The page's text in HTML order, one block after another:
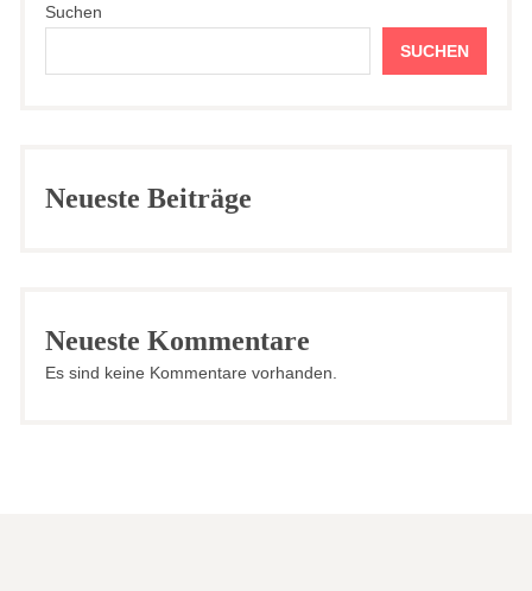
Suchen
SUCHEN
Neueste Beiträge
Neueste Kommentare
Es sind keine Kommentare vorhanden.